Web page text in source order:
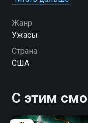
Жанр
Ужасы
Страна
США
С этим